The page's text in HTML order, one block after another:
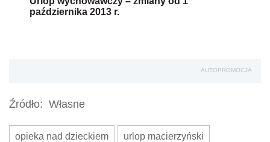
października 2013 r.
AUTOPROMOCJA
Źródło: Własne
opieka nad dzieckiem urlop macierzyński